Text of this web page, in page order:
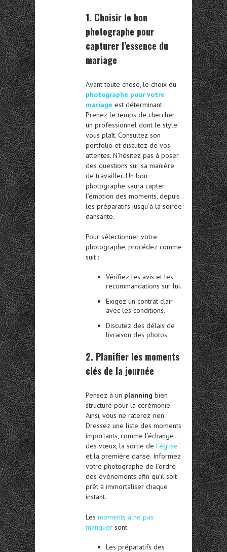
1. Choisir le bon
photographe pour
capturer l’essence du
mariage
Avant toute chose, le choix du
photographe pour votre
mariage est déterminant.
Prenez le temps de chercher
un professionnel dont le style
vous plaît. Consultez son
portfolio et discutez de vos
attentes. N’hésitez pas à poser
des questions sur sa manière
de travailler. Un bon
photographe saura capter
l’émotion des moments, depuis
les préparatifs jusqu’à la soirée
dansante.
Pour sélectionner votre
photographe, procédez comme
suit :
Vérifiez les avis et les
recommandations sur lui.
Exigez un contrat clair
avec les conditions.
Discutez des délais de
livraison des photos.
2. Planifier les moments
clés de la journée
Pensez à un planning bien
structuré pour la cérémonie.
Ainsi, vous ne raterez rien.
Dressez une liste des moments
importants, comme l’échange
des vœux, la sortie de l’église
et la première danse. Informez
votre photographe de l’ordre
des événements afin qu’il soit
prêt à immortaliser chaque
instant.
Les moments à ne pas
manquer sont :
Les préparatifs des